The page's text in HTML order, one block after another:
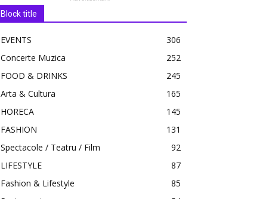
Block title
EVENTS
306
Concerte Muzica
252
FOOD & DRINKS
245
Arta & Cultura
165
HORECA
145
FASHION
131
Spectacole / Teatru / Film
92
LIFESTYLE
87
Fashion & Lifestyle
85